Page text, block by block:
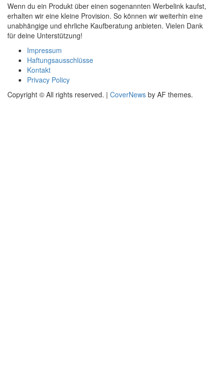
Wenn du ein Produkt über einen sogenannten Werbelink kaufst,
erhalten wir eine kleine Provision. So können wir weiterhin eine
unabhängige und ehrliche Kaufberatung anbieten. Vielen Dank
für deine Unterstützung!
Impressum
Haftungsausschlüsse
Kontakt
Privacy Policy
Copyright © All rights reserved. | CoverNews by AF themes.